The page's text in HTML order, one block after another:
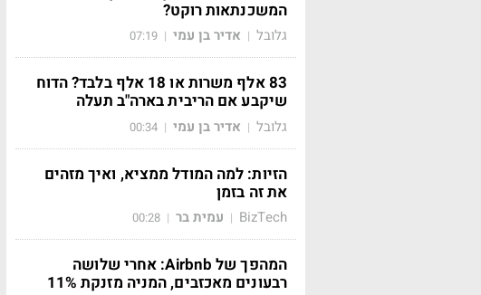
המשכנתאות רוקט?
גלובל | אדיר בן עמי |
07:19
83 אלף משרות או 18 אלף בלבד? הדוח
שיקבע אם הריבית בארה"ב תעלה
גלובל | אדיר בן עמי |
00:34
הזיות: למה המודל ממציא, ואיך מזהים
את זה בזמן
BizTech
| עמית בר |
00:28
המהפך של Airbnb: אחרי שלושה
רבעונים מאכזבים, המניה מזנקת 11%